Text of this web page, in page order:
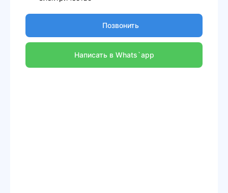
Позвонить
Написать в Whats`app